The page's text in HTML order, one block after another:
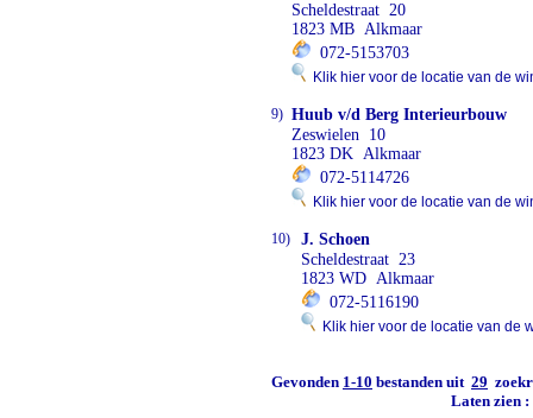
Scheldestraat 20
1823 MB Alkmaar
072-5153703
Klik hier voor de locatie van de
9) Huub v/d Berg Interieurbouw
Zeswielen 10
1823 DK Alkmaar
072-5114726
Klik hier voor de locatie van de
10)
J. Schoen
Scheldestraat 23
1823 WD Alkmaar
072-5116190
Klik hier voor de locatie van de
Gevonden 1-10 bestanden uit 29
Laten zien